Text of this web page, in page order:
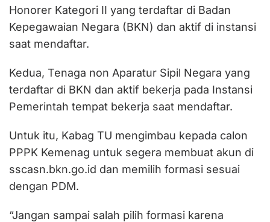
Honorer Kategori II yang terdaftar di Badan
Kepegawaian Negara (BKN) dan aktif di instansi
saat mendaftar.
Kedua, Tenaga non Aparatur Sipil Negara yang
terdaftar di BKN dan aktif bekerja pada Instansi
Pemerintah tempat bekerja saat mendaftar.
Untuk itu, Kabag TU mengimbau kepada calon
PPPK Kemenag untuk segera membuat akun di
sscasn.bkn.go.id dan memilih formasi sesuai
dengan PDM.
“Jangan sampai salah pilih formasi karena